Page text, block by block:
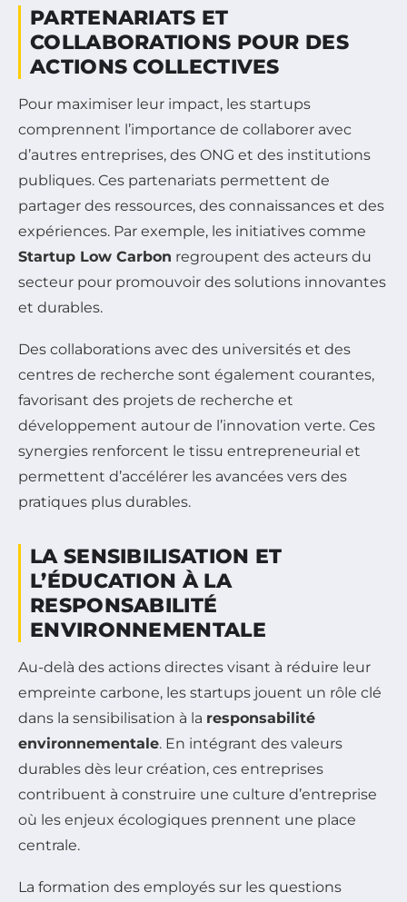
PARTENARIATS ET
COLLABORATIONS POUR DES
ACTIONS COLLECTIVES
Pour maximiser leur impact, les startups
comprennent l’importance de collaborer avec
d’autres entreprises, des ONG et des institutions
publiques. Ces partenariats permettent de
partager des ressources, des connaissances et des
expériences. Par exemple, les initiatives comme
Startup Low Carbon regroupent des acteurs du
secteur pour promouvoir des solutions innovantes
et durables.
Des collaborations avec des universités et des
centres de recherche sont également courantes,
favorisant des projets de recherche et
développement autour de l’innovation verte. Ces
synergies renforcent le tissu entrepreneurial et
permettent d’accélérer les avancées vers des
pratiques plus durables.
LA SENSIBILISATION ET
L’ÉDUCATION À LA
RESPONSABILITÉ
ENVIRONNEMENTALE
Au-delà des actions directes visant à réduire leur
empreinte carbone, les startups jouent un rôle clé
dans la sensibilisation à la responsabilité
environnementale. En intégrant des valeurs
durables dès leur création, ces entreprises
contribuent à construire une culture d’entreprise
où les enjeux écologiques prennent une place
centrale.
La formation des employés sur les questions